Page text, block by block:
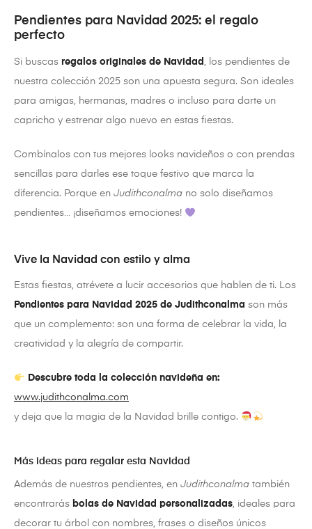
Pendientes para Navidad 2025: el regalo
perfecto
Si buscas regalos originales de Navidad , los pendientes de
nuestra colección 2025 son una apuesta segura. Son ideales
para amigas, hermanas, madres o incluso para darte un
capricho y estrenar algo nuevo en estas fiestas.
Combínalos con tus mejores looks navideños o con prendas
sencillas para darles ese toque festivo que marca la
diferencia. Porque en Judithconalma no solo diseñamos
pendientes… ¡diseñamos emociones!
Vive la Navidad con estilo y alma
Estas fiestas, atrévete a lucir accesorios que hablen de ti. Los
Pendientes para Navidad 2025 de Judithconalma son más
que un complemento: son una forma de celebrar la vida, la
creatividad y la alegría de compartir.
Descubre toda la colección navideña en:
www.judithconalma.com
y deja que la magia de la Navidad brille contigo.
Más ideas para regalar esta Navidad
Además de nuestros pendientes, en Judithconalma también
encontrarás bolas de Navidad personalizadas, ideales para
decorar tu árbol con nombres, frases o diseños únicos